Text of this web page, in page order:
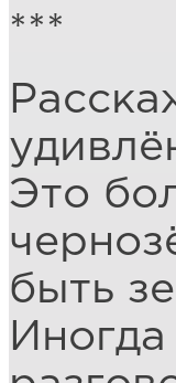
***
Это
быть